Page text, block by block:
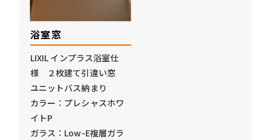
浴室窓
LIXIL インプラス浴室仕
様 ２枚建て引違い窓
ユニットバス納まり
カラー：プレシャスホワ
イトP
ガラス：Low-E複層ガラ